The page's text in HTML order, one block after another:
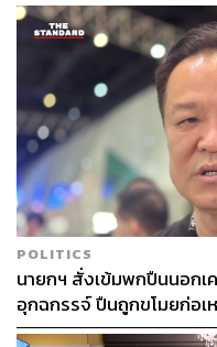
POLITICS
นายกฯ สั่งเข้มพกปืนนอกเ
อุกฉกรรจ์ ปืนถูกขโมยก่อเ